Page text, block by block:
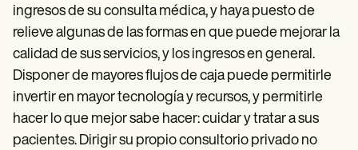
ingresos de su consulta médica, y haya puesto de
relieve algunas de las formas en que puede mejorar la
calidad de sus servicios, y los ingresos en general.
Disponer de mayores flujos de caja puede permitirle
invertir en mayor tecnología y recursos, y permitirle
hacer lo que mejor sabe hacer: cuidar y tratar a sus
pacientes. Dirigir su propio consultorio privado no